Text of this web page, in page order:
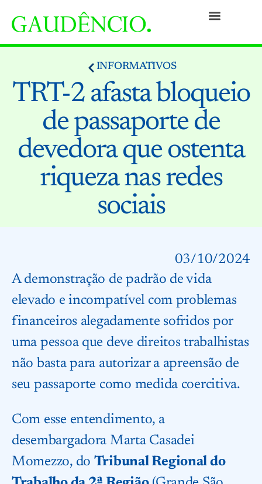
INFORMATIVOS
TRT-2 afasta bloqueio
de passaporte de
devedora que ostenta
riqueza nas redes
sociais
03/10/2024
A demonstração de padrão de vida
elevado e incompatível com problemas
financeiros alegadamente sofridos por
uma pessoa que deve direitos trabalhistas
não basta para autorizar a apreensão de
seu passaporte como medida coercitiva.
Com esse entendimento, a
desembargadora Marta Casadei
Momezzo, do Tribunal Regional do